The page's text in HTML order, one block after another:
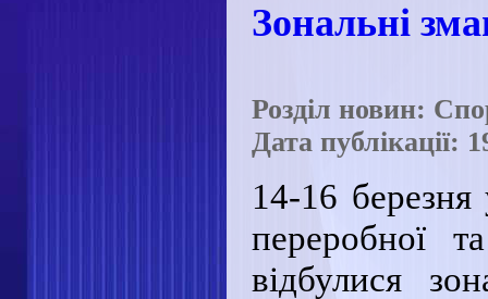
Зональні
Розділ новин:
Дата публікації:
14-16 березня
переробної
відбулися